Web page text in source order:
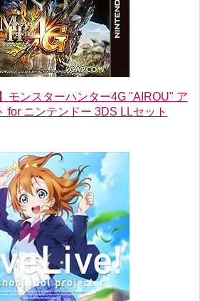
モンスターハンター4G "AIROU" ア
for ニンテンドー 3DS LLセット